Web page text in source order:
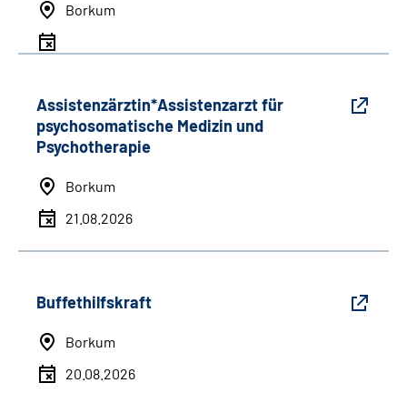
Borkum
Assistenzärztin*Assistenzarzt für
psychosomatische Medizin und
Psychotherapie
Borkum
21.08.2026
Buffethilfskraft
Borkum
20.08.2026